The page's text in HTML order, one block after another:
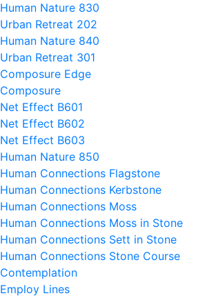
Human Nature 830
Urban Retreat 202
Human Nature 840
Urban Retreat 301
Composure Edge
Composure
Net Effect B601
Net Effect B602
Net Effect B603
Human Nature 850
Human Connections Flagstone
Human Connections Kerbstone
Human Connections Moss
Human Connections Moss in Stone
Human Connections Sett in Stone
Human Connections Stone Course
Contemplation
Employ Lines